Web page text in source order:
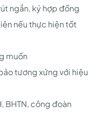
ngắn, ký hợp đồng
nếu thực hiện tốt
muốn
tương xứng với hiệu
BHTN, công đoàn